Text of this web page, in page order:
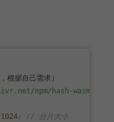
据自己需求）
npm/hash-wasm"
1024; // 分片大小